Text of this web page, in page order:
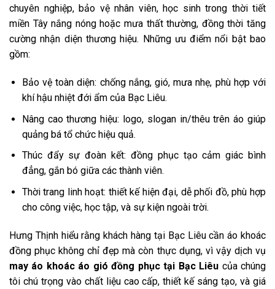
chuyên nghiệp, bảo vệ nhân viên, học sinh trong thời tiết
miền Tây nắng nóng hoặc mưa thất thường, đồng thời tăng
cường nhận diện thương hiệu. Những ưu điểm nổi bật bao
gồm:
Bảo vệ toàn diện: chống nắng, gió, mưa nhẹ, phù hợp với
khí hậu nhiệt đới ẩm của Bạc Liêu.
Nâng cao thương hiệu: logo, slogan in/thêu trên áo giúp
quảng bá tổ chức hiệu quả.
Thúc đẩy sự đoàn kết: đồng phục tạo cảm giác bình
đẳng, gắn bó giữa các thành viên.
Thời trang linh hoạt: thiết kế hiện đại, dễ phối đồ, phù hợp
cho công việc, học tập, và sự kiện ngoài trời.
Hưng Thịnh hiểu rằng khách hàng tại Bạc Liêu cần áo khoác
đồng phục không chỉ đẹp mà còn thực dụng, vì vậy dịch vụ
may áo khoác áo gió đồng phục tại Bạc Liêu của chúng
tôi chú trọng vào chất liệu cao cấp, thiết kế sáng tạo, và giá